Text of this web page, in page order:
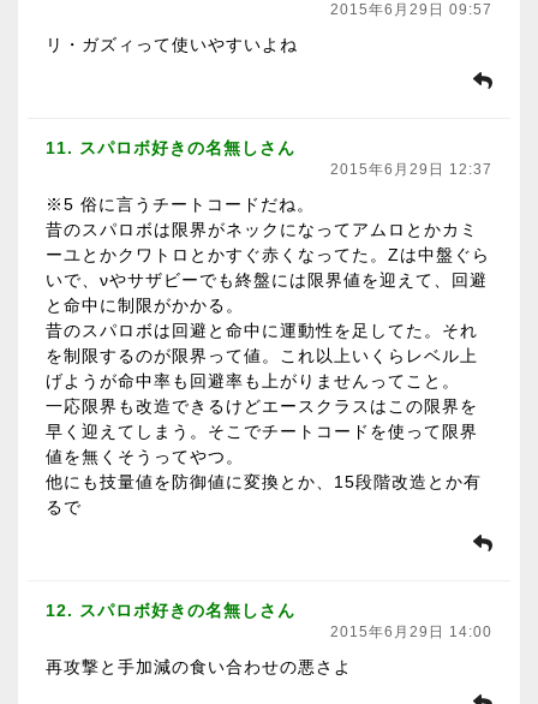
2015年6月29日 09:57
リ・ガズィって使いやすいよね
11. スパロボ好きの名無しさん
2015年6月29日 12:37
※5 俗に言うチートコードだね。
昔のスパロボは限界がネックになってアムロとかカミ
ーユとかクワトロとかすぐ赤くなってた。Ζは中盤ぐら
いで、νやサザビーでも終盤には限界値を迎えて、回避
と命中に制限がかかる。
昔のスパロボは回避と命中に運動性を足してた。それ
を制限するのが限界って値。これ以上いくらレベル上
げようが命中率も回避率も上がりませんってこと。
一応限界も改造できるけどエースクラスはこの限界を
早く迎えてしまう。そこでチートコードを使って限界
値を無くそうってやつ。
他にも技量値を防御値に変換とか、15段階改造とか有
るで
12. スパロボ好きの名無しさん
2015年6月29日 14:00
再攻撃と手加減の食い合わせの悪さよ